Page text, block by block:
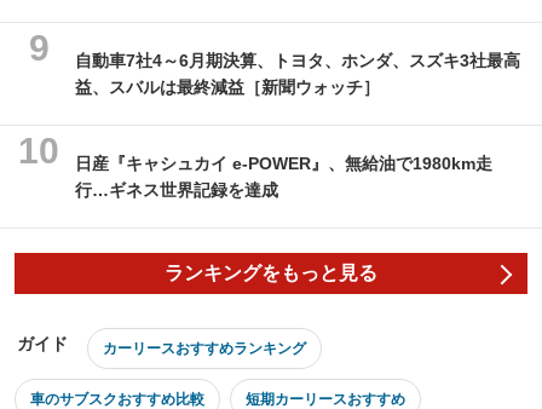
自動車7社4～6月期決算、トヨタ、ホンダ、スズキ3社最高
益、スバルは最終減益［新聞ウォッチ］
日産『キャシュカイ e-POWER』、無給油で1980km走
行…ギネス世界記録を達成
ランキングをもっと見る
ガイド カーリースおすすめランキング
車のサブスクおすすめ比較 短期カーリースおすすめ